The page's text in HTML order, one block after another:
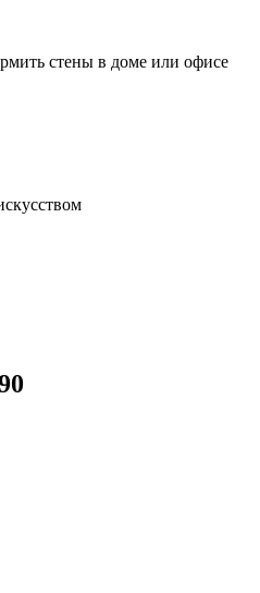
стены в доме или офисе